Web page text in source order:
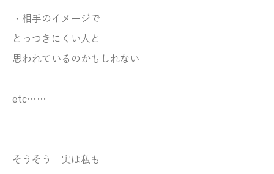
・相手のイメージで
とっつきにくい人と
思われているのかもしれない
etc……
そうそう 実は私も